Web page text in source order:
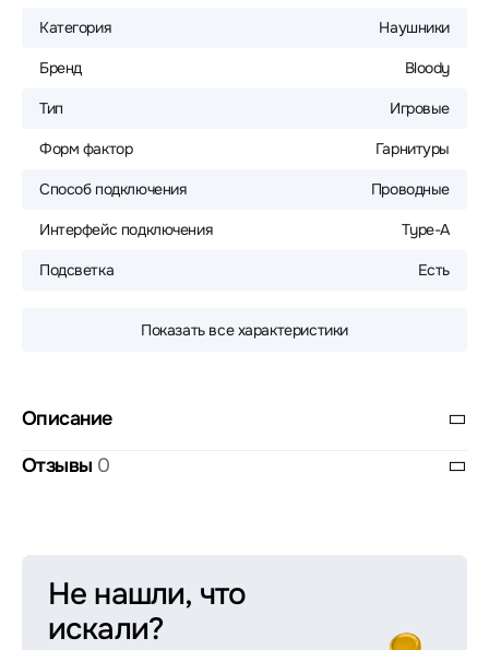
Категория Наушники
Бренд Bloody
Тип Игровые
Форм фактор Гарнитуры
Способ подключения Проводные
Интерфейс подключения Type-A
Подсветка Есть
Показать все характеристики
Описание
Отзывы 0
Не нашли, что
искали?